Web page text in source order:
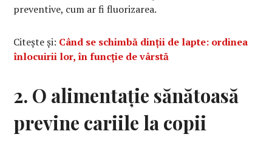
preventive, cum ar fi fluorizarea.
Citește și: Când se schimbă dinții de lapte: ordinea
înlocuirii lor, în funcție de vârstă
2. O alimentație sănătoasă
previne cariile la copii